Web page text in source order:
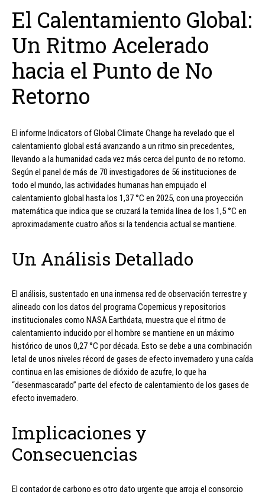
El Calentamiento Global:
Un Ritmo Acelerado
hacia el Punto de No
Retorno
El informe Indicators of Global Climate Change ha revelado que el
calentamiento global está avanzando a un ritmo sin precedentes,
llevando a la humanidad cada vez más cerca del punto de no retorno.
Según el panel de más de 70 investigadores de 56 instituciones de
todo el mundo, las actividades humanas han empujado el
calentamiento global hasta los 1,37 °C en 2025, con una proyección
matemática que indica que se cruzará la temida línea de los 1,5 °C en
aproximadamente cuatro años si la tendencia actual se mantiene.
Un Análisis Detallado
El análisis, sustentado en una inmensa red de observación terrestre y
alineado con los datos del programa Copernicus y repositorios
institucionales como NASA Earthdata, muestra que el ritmo de
calentamiento inducido por el hombre se mantiene en un máximo
histórico de unos 0,27 °C por década. Esto se debe a una combinación
letal de unos niveles récord de gases de efecto invernadero y una caída
continua en las emisiones de dióxido de azufre, lo que ha
“desenmascarado” parte del efecto de calentamiento de los gases de
efecto invernadero.
Implicaciones y
Consecuencias
El contador de carbono es otro dato urgente que arroja el consorcio